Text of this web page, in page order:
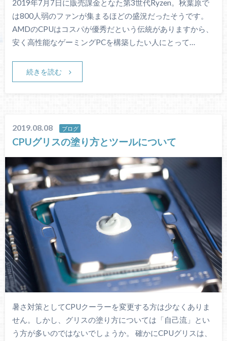
2019年7月7日に販売課金となた第3世代Ryzen。秋葉原で
は800人弱のファンが集まるほどの盛況だったそうです。
AMDのCPUはコスパが優秀だという伝統がありますから、
安く高性能なゲーミングPCを構築したい人にとって…
続きを読む
2019.08.08 ブログ
CPUグリスの塗り方とツールについて
暑さ対策としてCPUクーラーを変更する方は少なくありま
せん。しかし、グリスの塗り方については「自己流」とい
う方が多いのではないでしょうか。 確かにCPUグリスは、